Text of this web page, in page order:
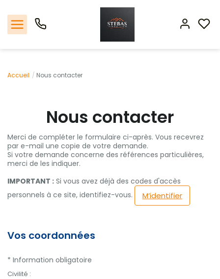
Nos offres
Biens vendus
Espace client
Estimation
Accueil Nous contacter
Nous contacter
Merci de compléter le formulaire ci-après. Vous recevrez
par e-mail une copie de votre demande.
Si votre demande concerne des références particulières,
merci de les indiquer.
IMPORTANT : Si vous avez déjà des codes d'accès
personnels à ce site, identifiez-vous.
M’identifier
Vos coordonnées
* Information obligatoire
Civilité :